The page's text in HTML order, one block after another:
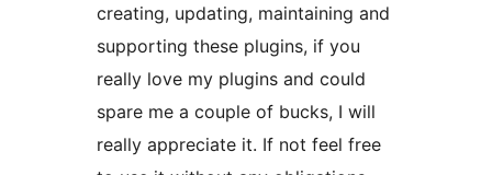
creating, updating, maintaining and
supporting these plugins, if you
really love my plugins and could
spare me a couple of bucks, I will
really appreciate it. If not feel free